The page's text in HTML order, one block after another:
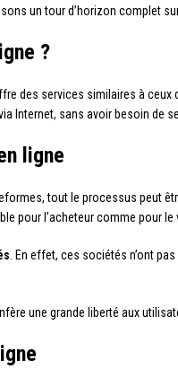
un tour d’horizon complet
?
des services similaires à ceux
Internet, sans avoir besoin de
ligne
tout le processus peut
pour l’acheteur comme pour le
. En effet, ces sociétés n’ont
une grande liberté aux